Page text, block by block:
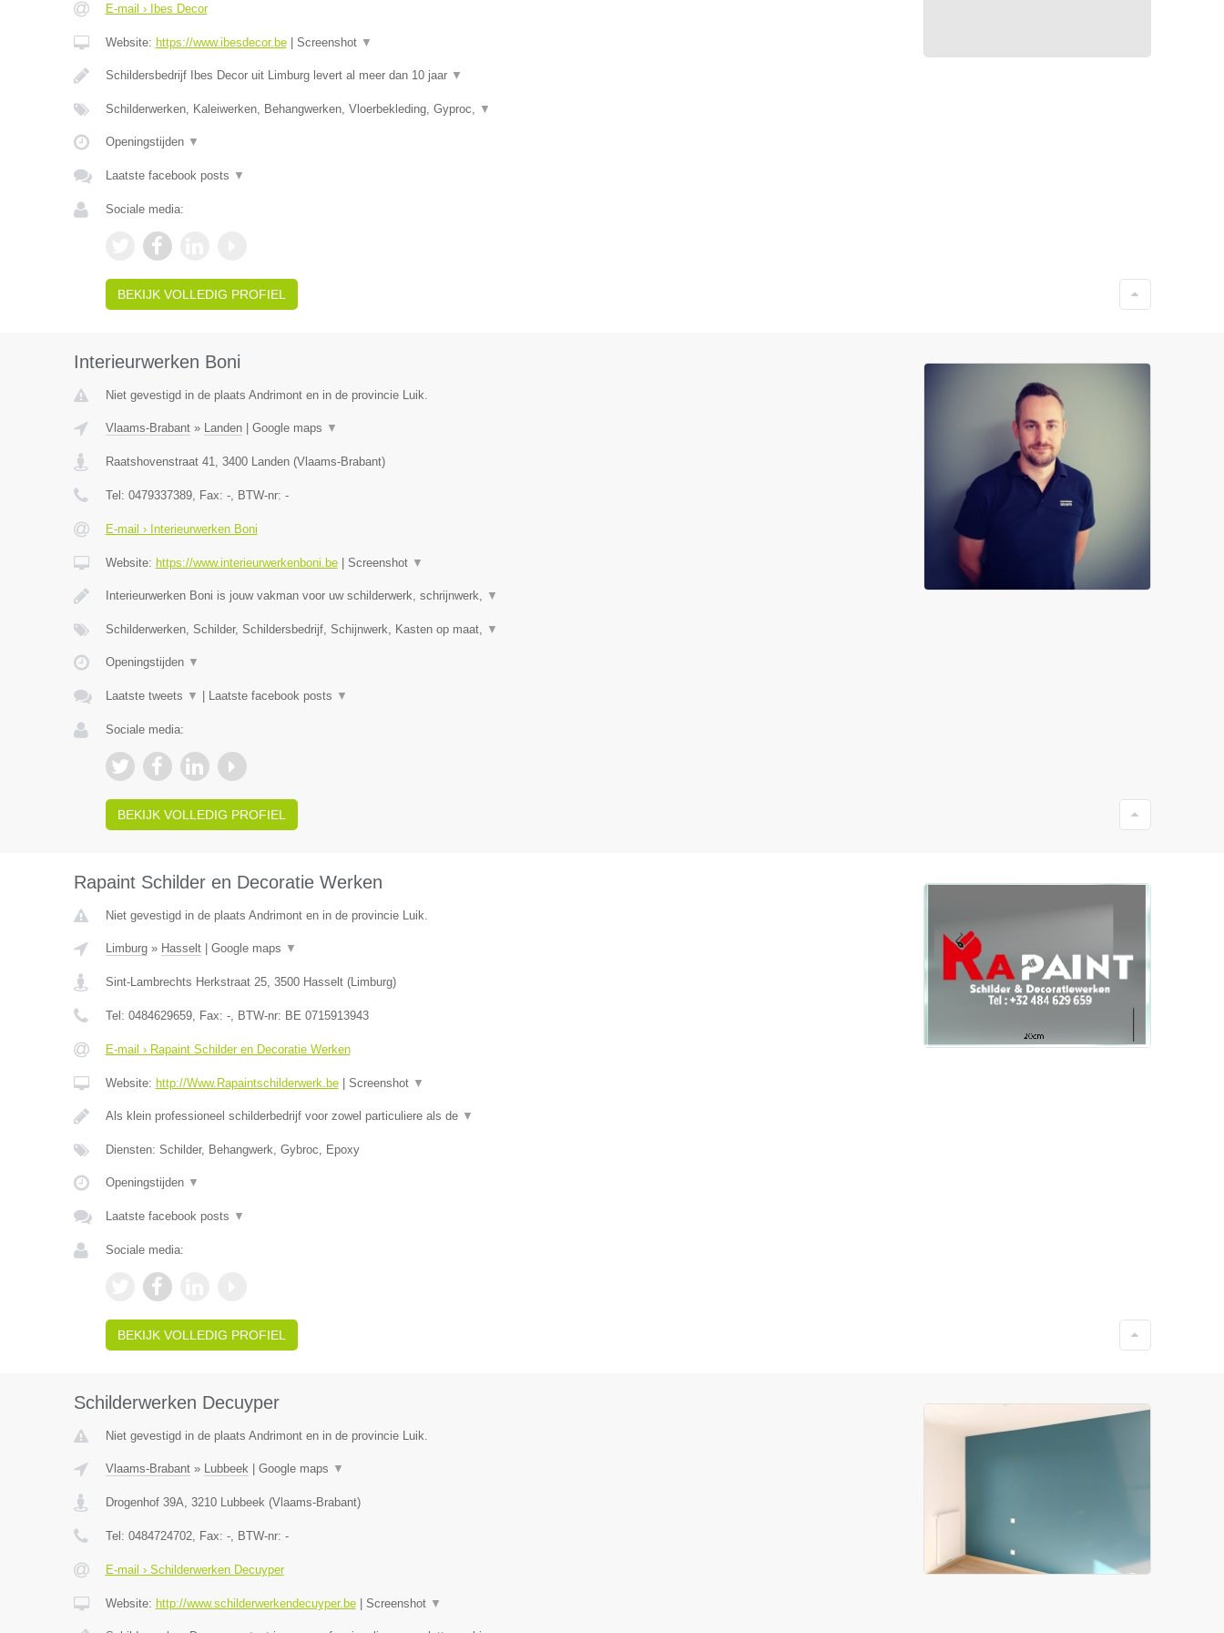
E-mail › Ibes Decor
Website: https://www.ibesdecor.be| Screenshot ▼
Schildersbedrijf Ibes Decor uit Limburg levert al meer dan 10 jaar ▼
Schilderwerken, Kaleiwerken, Behangwerken, Vloerbekleding, Gyproc, ▼
Openingstijden ▼
Laatste facebook posts ▼
Sociale media:
BEKIJK VOLLEDIG PROFIEL
Interieurwerken Boni
Niet gevestigd in de plaats Andrimont en in de provincie Luik.
Vlaams-Brabant» Landen| Google maps ▼
Raatshovenstraat 41, 3400 Landen(Vlaams-Brabant)
Tel: 0479337389, Fax: -, BTW-nr: -
E-mail › Interieurwerken Boni
Website: https://www.interieurwerkenboni.be| Screenshot ▼
Interieurwerken Boni is jouw vakman voor uw schilderwerk, schrijnwerk, ▼
Schilderwerken, Schilder, Schildersbedrijf, Schijnwerk, Kasten op maat, ▼
Openingstijden ▼
Laatste tweets ▼ Laatste facebook posts ▼
Sociale media:
BEKIJK VOLLEDIG PROFIEL
Rapaint Schilder en Decoratie Werken
Niet gevestigd in de plaats Andrimont en in de provincie Luik.
Limburg» Hasselt| Google maps ▼
Sint-Lambrechts Herkstraat 25, 3500 Hasselt(Limburg)
Tel: 0484629659, Fax: -, BTW-nr: BE 0715913943
E-mail › Rapaint Schilder en Decoratie Werken
Website: http://Www.Rapaintschilderwerk.be| Screenshot ▼
Als klein professioneel schilderbedrijf voor zowel particuliere als de ▼
Diensten: Schilder, Behangwerk, Gybroc, Epoxy
Openingstijden ▼
Laatste facebook posts ▼
Sociale media:
BEKIJK VOLLEDIG PROFIEL
Schilderwerken Decuyper
Niet gevestigd in de plaats Andrimont en in de provincie Luik.
Vlaams-Brabant» Lubbeek| Google maps ▼
Drogenhof 39A, 3210 Lubbeek(Vlaams-Brabant)
Tel: 0484724702, Fax: -, BTW-nr: -
E-mail › Schilderwerken Decuyper
Website: http://www.schilderwerkendecuyper.be| Screenshot ▼